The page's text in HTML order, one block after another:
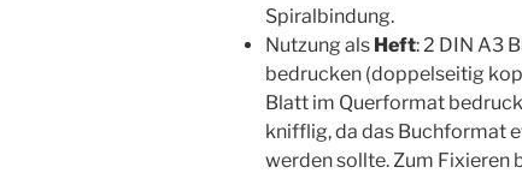
Spiralbindung.
Nutzung als Heft: 2 DIN A3
bedrucken (doppelseitig
Blatt im Querformat
knifflig, da das Buchformat
werden sollte. Zum Fixieren